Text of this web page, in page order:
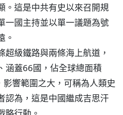
。這是中共有史以來召開規
一國主持並以單一議題為號
。
級鐵路與兩條海上航道，
涵蓋66國，佔全球總面積
響範圍之大，可稱為人類史
認為，這是中國繼成吉思汗